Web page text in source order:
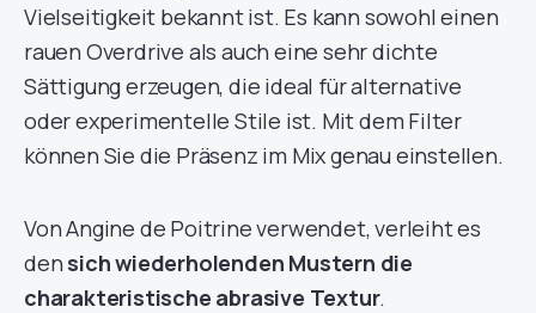
Vielseitigkeit bekannt ist. Es kann sowohl einen
rauen Overdrive als auch eine sehr dichte
Sättigung erzeugen, die ideal für alternative
oder experimentelle Stile ist. Mit dem Filter
können Sie die Präsenz im Mix genau einstellen.
Von Angine de Poitrine verwendet, verleiht es
den sich wiederholenden Mustern die
charakteristische abrasive Textur.